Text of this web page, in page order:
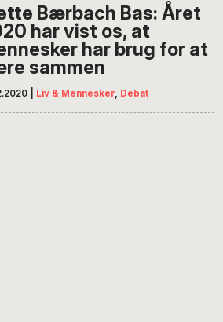
Bærbach Bas: Året
har vist os, at
har brug for at
sammen
Liv & Mennesker, Debat